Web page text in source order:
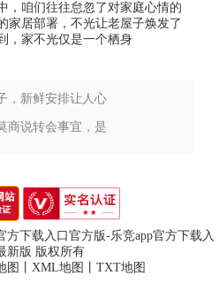
咱们往往怠忽了对家庭心情的
家居部署，不光让老屋子焕发了
，家不光仅是一个栖身
，新鲜安排让人心
商说转会事宜，是
方下载入口官方版-乐竞app官方下载入
新版 版权所有
图 XML地图 TXT地图